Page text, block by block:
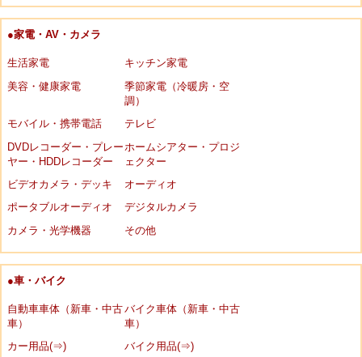
●家電・AV・カメラ
生活家電
キッチン家電
美容・健康家電
季節家電（冷暖房・空
調）
モバイル・携帯電話
テレビ
DVDレコーダー・プレー
ヤー・HDDレコーダー
ホームシアター・プロジ
ェクター
ビデオカメラ・デッキ
オーディオ
ポータブルオーディオ
デジタルカメラ
カメラ・光学機器
その他
●車・バイク
自動車車体（新車・中古
車）
バイク車体（新車・中古
車）
カー用品(⇒)
バイク用品(⇒)